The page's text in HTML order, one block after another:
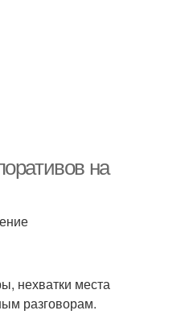
на
нехватки места
разговорам.